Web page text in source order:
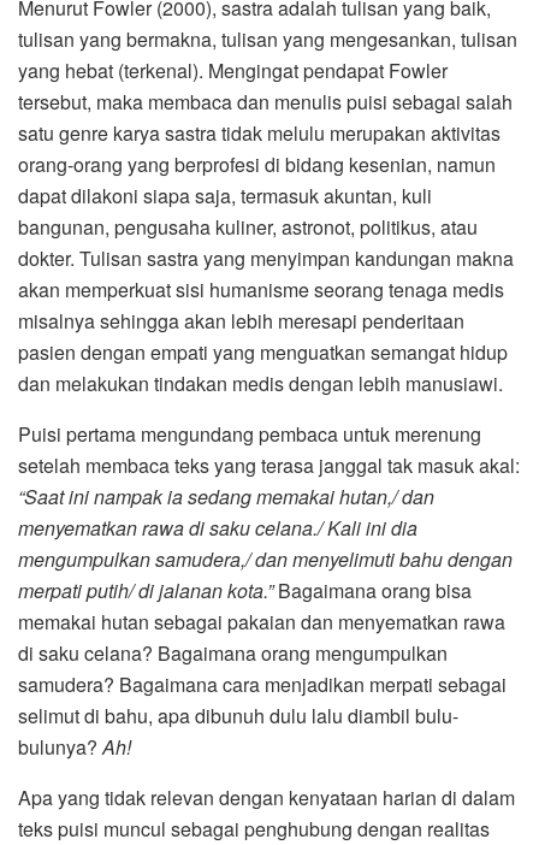
Menurut Fowler (2000), sastra adalah tulisan yang baik,
tulisan yang bermakna, tulisan yang mengesankan, tulisan
yang hebat (terkenal). Mengingat pendapat Fowler
tersebut, maka membaca dan menulis puisi sebagai salah
satu genre karya sastra tidak melulu merupakan aktivitas
orang-orang yang berprofesi di bidang kesenian, namun
dapat dilakoni siapa saja, termasuk akuntan, kuli
bangunan, pengusaha kuliner, astronot, politikus, atau
dokter. Tulisan sastra yang menyimpan kandungan makna
akan memperkuat sisi humanisme seorang tenaga medis
misalnya sehingga akan lebih meresapi penderitaan
pasien dengan empati yang menguatkan semangat hidup
dan melakukan tindakan medis dengan lebih manusiawi.
Puisi pertama mengundang pembaca untuk merenung
setelah membaca teks yang terasa janggal tak masuk akal:
“Saat ini nampak ia sedang memakai hutan,/ dan
menyematkan rawa di saku celana./ Kali ini dia
mengumpulkan samudera,/ dan menyelimuti bahu dengan
merpati putih/ di jalanan kota.”Bagaimana orang bisa
memakai hutan sebagai pakaian dan menyematkan rawa
di saku celana? Bagaimana orang mengumpulkan
samudera? Bagaimana cara menjadikan merpati sebagai
selimut di bahu, apa dibunuh dulu lalu diambil bulu-
bulunya?Ah!
Apa yang tidak relevan dengan kenyataan harian di dalam
teks puisi muncul sebagai penghubung dengan realitas